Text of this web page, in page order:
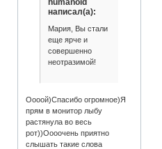
humanoid
написал(а):
Мария, Вы стали
еще ярче и
совершенно
неотразимой!
Оооой)Спасибо огромное)Я
прям в монитор лыбу
растянула во весь
рот))Оооочень приятно
слышать такие слова